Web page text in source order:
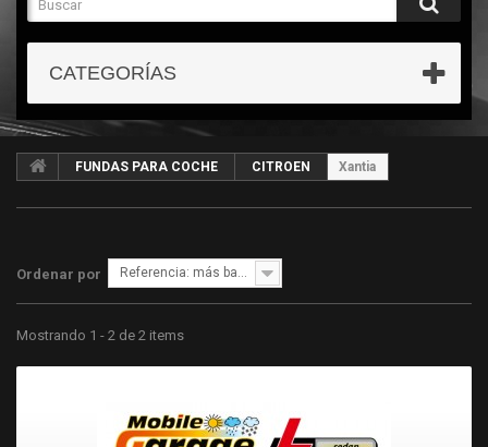
CATEGORÍAS
FUNDAS PARA COCHE CITROEN Xantia
Ordenar por Referencia: más bajo primero
Mostrando 1 - 2 de 2 items